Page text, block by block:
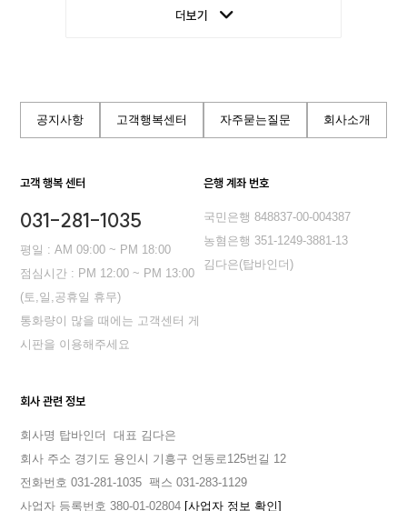
더보기
공지사항 고객행복센터 자주묻는질문 회사소개
고객 행복 센터
031-281-1035
평일 : AM 09:00 ~ PM 18:00
점심시간 : PM 12:00 ~ PM 13:00
(토,일,공휴일 휴무)
통화량이 많을 때에는 고객센터 게
시판을 이용해주세요
은행 계좌 번호
국민은행 848837-00-004387
농혐은행 351-1249-3881-13
김다은(탑바인더)
회사 관련 정보
회사명 탑바인더
대표 김다은
회사 주소 경기도 용인시 기흥구 언동로125번길 12
전화번호 031-281-1035 팩스 031-283-1129
사업자 등록번호 380-01-02804 [사업자 정보 확인]